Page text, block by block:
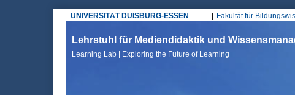
UNIVERSITÄT DUISBURG-ESSEN
Hauptmenü
Fakultät für
Lehrstuhl für Mediendidaktik und
Learning Lab | Exploring the Future of Learning